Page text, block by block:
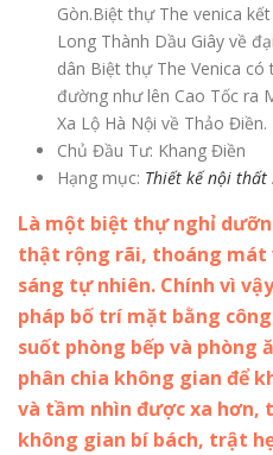
Gòn.Biệt thự The venica
Long Thành Dầu Giây về
dân Biệt thự The Venica
đường như lên Cao Tốc ra
Xa Lộ Hà Nội về Thảo Điền.
Chủ Đầu Tư: Khang Điền
Hạng mục: Thiết kế nội
Là một biệt thự nghỉ
thật rộng rãi, thoáng mát
sáng tự nhiên. Chính vì
pháp bố trí mặt bằng
suốt phòng bếp và phòng
phân chia không gian để
và tầm nhìn được xa hơn,
không gian bí bách, trật